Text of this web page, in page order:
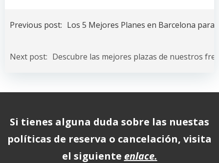
Navegación
deentradas
Previous post: Los 5 Mejores Planes en Barcelona para
Navegación
deentradas
Next post: Descubre las mejores plazas de nuestros
Si tienes alguna duda sobre las nuestas
políticas de reserva o cancelación, visita
el siguiente enlace.